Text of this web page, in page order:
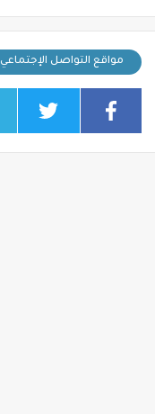
مواقع التواصل الإجتماعي